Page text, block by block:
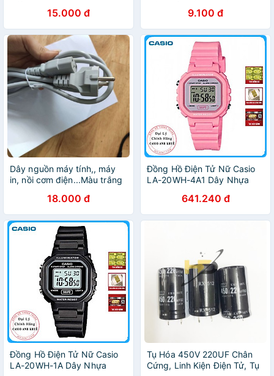
15.000 đ 9.100 đ
Dây nguồn máy tính,, máy
in, nồi cơm điện...Màu trắng
18.000 đ
Đồng Hồ Điện Tử Nữ Casio
LA-20WH-4A1 Dây Nhựa
641.240 đ
Đồng Hồ Điện Tử Nữ Casio
LA-20WH-1A Dây Nhựa
Tụ Hóa 450V 220UF Chân
Cứng, Linh Kiện Điện Tử, Tụ